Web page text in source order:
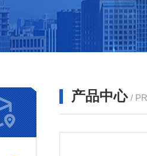
产品中心 /